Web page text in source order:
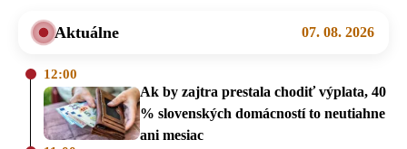
Aktuálne 07. 08. 2026
12:00
Ak by zajtra prestala chodiť výplata, 40
% slovenských domácností to neutiahne
ani mesiac